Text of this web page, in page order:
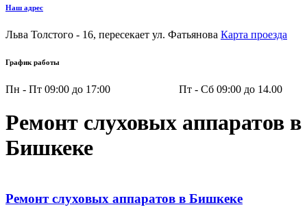
Наш адрес
Льва Толстого - 16, пересекает ул. Фатьянова Карта проезда
График работы
Пн - Пт 09:00 до 17:00 Пт - Сб 09:00 до 14.00
Ремонт слуховых аппаратов в
Бишкеке
Ремонт слуховых аппаратов в Бишкеке